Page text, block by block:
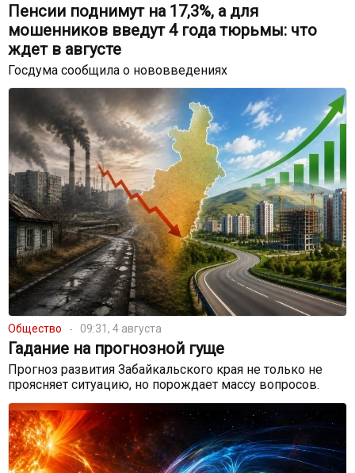
Пенсии поднимут на 17,3%, а для
мошенников введут 4 года тюрьмы: что
ждет в августе
Госдума сообщила о нововведениях
Общество 09:31, 4 августа
Гадание на прогнозной гуще
Прогноз развития Забайкальского края не только не
проясняет ситуацию, но порождает массу вопросов.